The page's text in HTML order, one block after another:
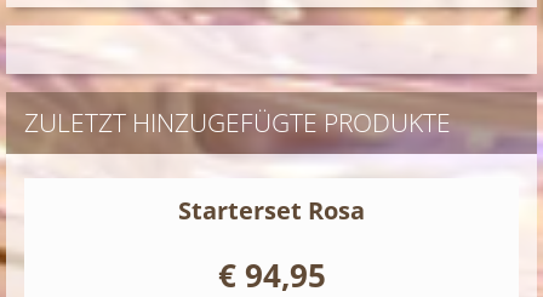
ZULETZT HINZUGEFÜGTE PRODUKTE
Starterset Rosa
€ 94,95